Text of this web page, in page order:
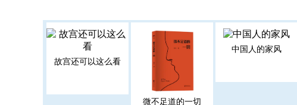
故宫还可以这么看
微不足道的一切
中国人的家风